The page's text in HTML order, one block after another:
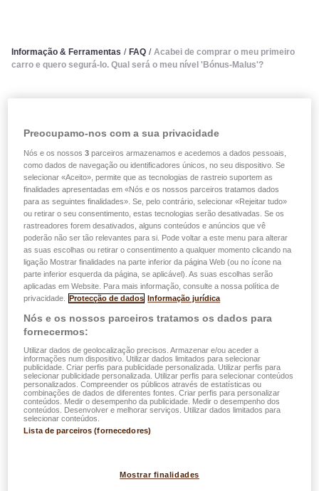
Informação & Ferramentas / FAQ / Acabei de comprar o meu primeiro
carro e quero segurá-lo. Qual será o meu nível 'Bónus-Malus'?
primeiro carro e quero segurá-
lo. Qual será o meu nível
'Bónus-Malus'?
Cada novo segurado é classificado no nível 11 na
escala Bónus-Malus.
Para os anos de seguro subsequentes, o prémio variará
da seguinte forma:
a ausência de um sinistro durante um período de
observação durante o qual o seguro esteve em vigor
leva a uma queda de um grau na escala Bónus-Malus.
A descida termina no grau -3, ou seja, 45% do prémio
de base;
cada sinistro durante um período de observação leva a
um aumento de 3 graus. O aumento termina no nível
sem sinistro não pode em caso algum ser superior a
Preocupamo-nos com a sua privacidade
Nós e os nossos3 parceiros armazenamos e acedemos a dados pessoais,
como dados de navegação ou identificadores únicos, no seu dispositivo. Se
selecionar «Aceito», permite que as tecnologias de rastreio suportem as
finalidades apresentadas em «Nós e os nossos parceiros tratamos dados
para as seguintes finalidades». Se, pelo contrário, selecionar «Rejeitar tudo»
ou retirar o seu consentimento, estas tecnologias serão desativadas. Se os
rastreadores forem desativados, alguns conteúdos e anúncios que vê
poderão não ser tão relevantes para si. Pode voltar a este menu para alterar
as suas escolhas ou retirar o consentimento a qualquer momento clicando na
ligação Mostrar finalidades na parte inferior da página Web (ou no ícone na
parte inferior esquerda da página, se aplicável). As suas escolhas serão
aplicadas em Website. Para mais informação, consulte a nossa política de
privacidade.
Protecção de dados Informação jurídica
Nós e os nossos parceiros tratamos os dados para
fornecermos:
Utilizar dados de geolocalização precisos. Armazenar e/ou aceder a
informações num dispositivo. Utilizar dados limitados para selecionar
publicidade. Criar perfis para publicidade personalizada. Utilizar perfis para
selecionar publicidade personalizada. Utilizar perfis para selecionar conteúdos
personalizados. Compreender os públicos através de estatísticas ou
combinações de dados de diferentes fontes. Criar perfis para personalizar
conteúdos. Medir o desempenho da publicidade. Medir o desempenho dos
conteúdos. Desenvolver e melhorar serviços. Utilizar dados limitados para
selecionar conteúdos.
Lista de parceiros (fornecedores)
Mostrar finalidades